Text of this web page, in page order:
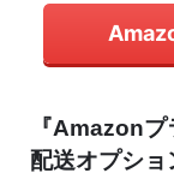
『Amazon
配送オプシ